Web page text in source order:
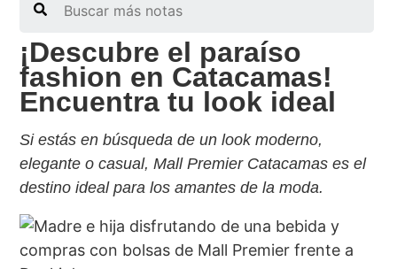
¡Descubre el paraíso
fashion en Catacamas!
Encuentra tu look ideal
Si estás en búsqueda de un look moderno,
elegante o casual, Mall Premier Catacamas es el
destino ideal para los amantes de la moda.